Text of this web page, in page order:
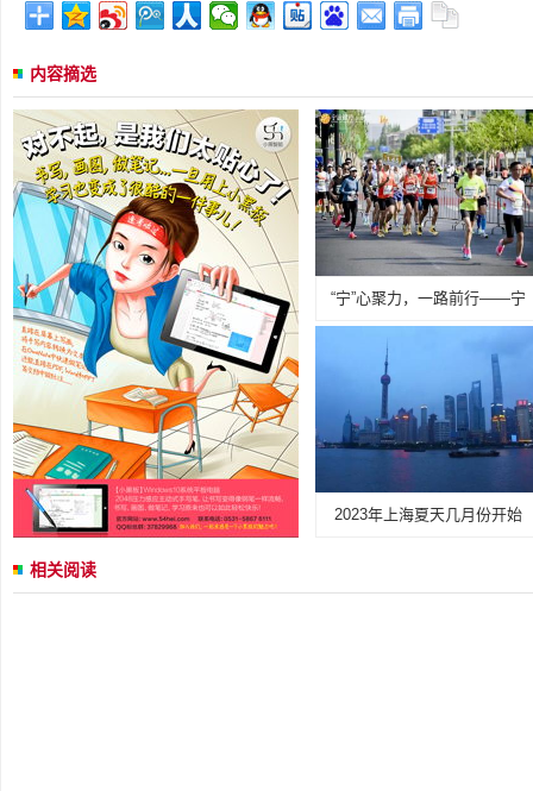
内容摘选
“宁”心聚力，一路前行——宁
2023年上海夏天几月份开始
相关阅读